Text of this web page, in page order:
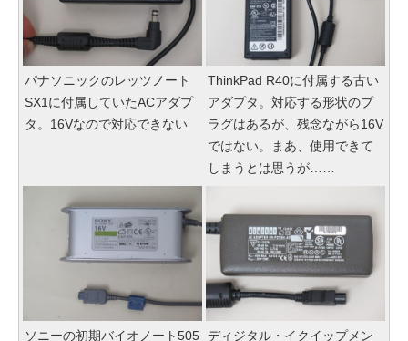
パナソニックのレッツノート
SX1に付属していたACアダプ
タ。16Vなので対応できない
ThinkPad R40に付属する古い
アダプタ。対応する形状のプ
ラグはあるが、残念ながら16V
ではない。まあ、使用できて
しまうとは思うが……
ソニーの初期バイオノート505 ディジタル・イクイップメン